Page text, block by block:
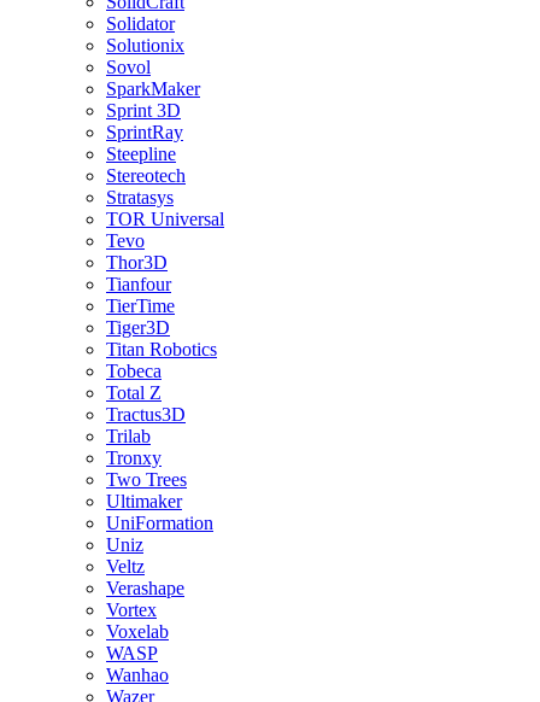
Solidator
Solutionix
Sovol
SparkMaker
Sprint 3D
SprintRay
Steepline
Stereotech
Stratasys
TOR Universal
Tevo
Thor3D
Tianfour
TierTime
Tiger3D
Titan Robotics
Tobeca
Total Z
Tractus3D
Trilab
Tronxy
Two Trees
Ultimaker
UniFormation
Uniz
Veltz
Verashape
Vortex
Voxelab
WASP
Wanhao
Wazer